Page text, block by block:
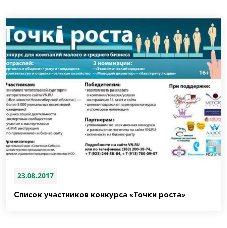
23.08.2017
Список участников конкурса «Точки роста»